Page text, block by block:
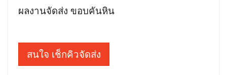
ผลงานจัดส่ง ขอบคันหิน
สนใจ เช็กคิวจัดส่ง